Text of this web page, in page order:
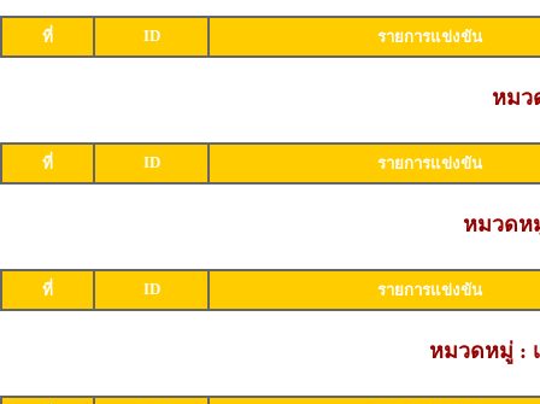
ที่ ID รายการแข่งขัน
หมว
ที่ ID รายการแข่งขัน
หมวดห
ที่ ID รายการแข่งขัน
หมวดหมู่ :